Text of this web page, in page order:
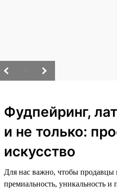
Фудпейринг,
и не только:
искусство
Для нас важно, чтобы продавцы
премиальность, уникальность и